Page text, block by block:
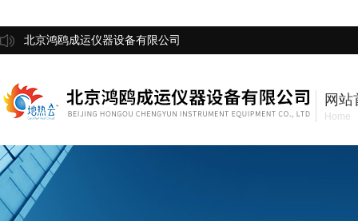
北京鸿鸥成运仪器设备有限公司
网站
Home